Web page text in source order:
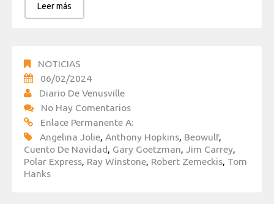
Leer más
NOTICIAS
06/02/2024
Diario De Venusville
No Hay Comentarios
Enlace Permanente A:
Angelina Jolie, Anthony Hopkins, Beowulf,
Cuento De Navidad, Gary Goetzman, Jim Carrey,
Polar Express, Ray Winstone, Robert Zemeckis, Tom
Hanks